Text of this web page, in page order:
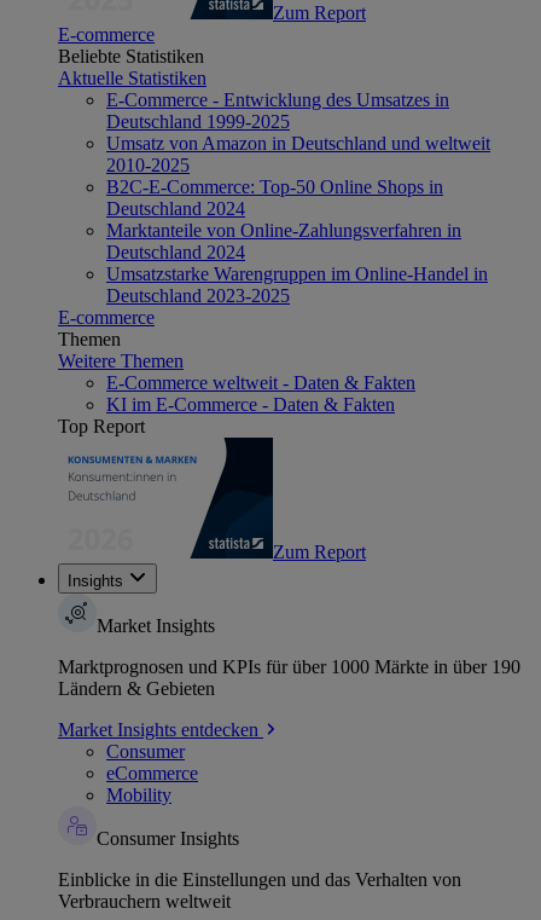
Zum Report
E-commerce
Beliebte Statistiken
Aktuelle Statistiken
E-Commerce - Entwicklung des Umsatzes in
Deutschland 1999-2025
Umsatz von Amazon in Deutschland und weltweit
2010-2025
B2C-E-Commerce: Top-50 Online Shops in
Deutschland 2024
Marktanteile von Online-Zahlungsverfahren in
Deutschland 2024
Umsatzstarke Warengruppen im Online-Handel in
Deutschland 2023-2025
E-commerce
Themen
Weitere Themen
E-Commerce weltweit - Daten & Fakten
KI im E-Commerce - Daten & Fakten
Top Report
Zum Report
Insights
Market Insights
Marktprognosen und KPIs für über 1000 Märkte in über 190
Ländern & Gebieten
Market Insights entdecken
Consumer
eCommerce
Mobility
Consumer Insights
Einblicke in die Einstellungen und das Verhalten von
Verbrauchern weltweit